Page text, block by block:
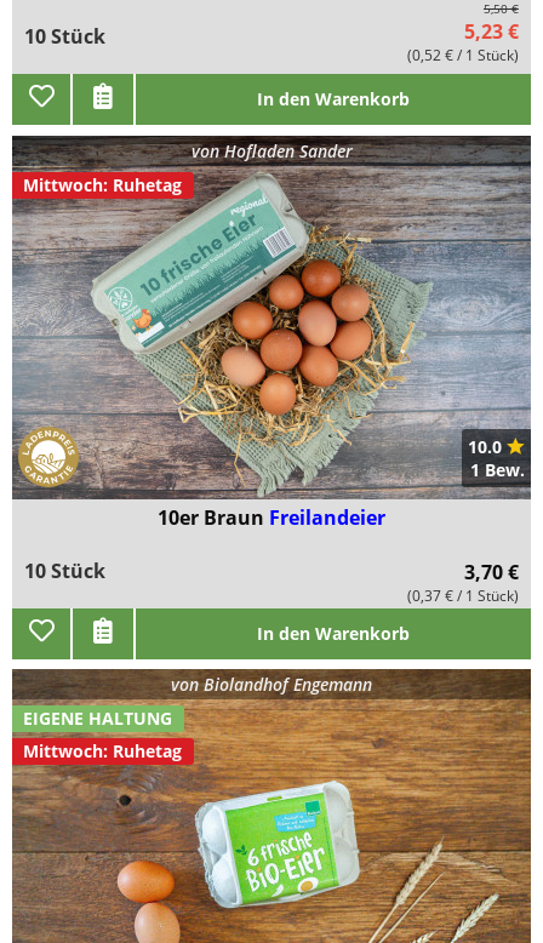
10 Stück
5,50 €
5,23 €
(0,52 € / 1 Stück)
In den Warenkorb
Mittwoch: Ruhetag
vonHofladen Sander
10.0
1 Bew.
10er Braun Freilandeier
10 Stück
3,70 €
(0,37 € / 1 Stück)
In den Warenkorb
EIGENE HALTUNG
Mittwoch: Ruhetag
vonBiolandhof Engemann